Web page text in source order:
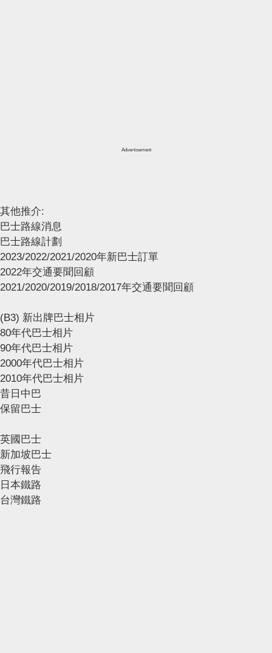
Advertisement
其他推介:
巴士路線消息
巴士路線計劃
2023/2022/2021/2020年新巴士訂單
2022年交通要聞回顧
2021/2020/2019/2018/2017年交通要聞回顧
(B3) 新出牌巴士相片
80年代巴士相片
90年代巴士相片
2000年代巴士相片
2010年代巴士相片
昔日中巴
保留巴士
英國巴士
新加坡巴士
飛行報告
日本鐵路
台灣鐵路